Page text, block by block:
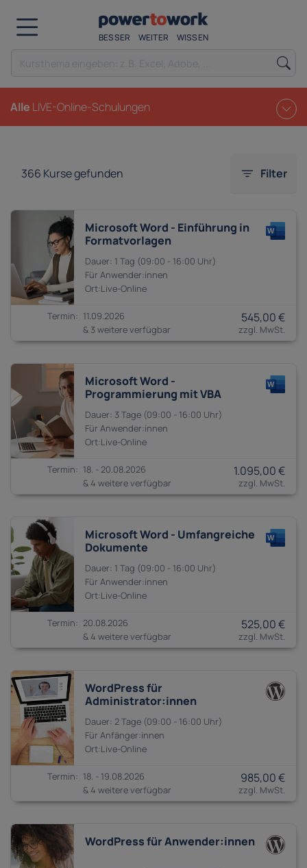
BESSER WEITER WISSEN
Alle LIVE-Online-Schulungen
366 Kurse gefunden Filter
Microsoft Word - Einführung in
Formatvorlagen
1 Tag 09:00 - 16:00
Anwender:innen
11.09.2026
& 3 weitere verfügbar
545,00 €
Microsoft Word -
Programmierung mit VBA
3 Tage 09:00 - 16:00
Anwender:innen
18. - 20.08.2026
& 4 weitere verfügbar
1.095,00 €
Microsoft Word - Umfangreiche
Dokumente
1 Tag 09:00 - 16:00
Anwender:innen
20.08.2026
& 4 weitere verfügbar
525,00 €
WordPress für
Administrator:innen
2 Tage 09:00 - 16:00
Anfänger:innen
18. - 19.08.2026
& 4 weitere verfügbar
985,00 €
WordPress für Anwender:innen